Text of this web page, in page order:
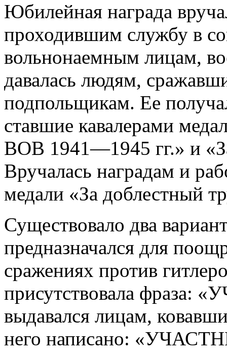
Юбилейная награда
проходившим службу в
вольнонаемным лицам,
давалась людям,
подпольщикам. Ее
ставшие кавалерами
ВОВ 1941—1945 гг.» и
Вручалась наградам и
медали «За доблестный
Существовало два
предназначался для
сражениях против
присутствовала
выдавался лицам,
него написано: